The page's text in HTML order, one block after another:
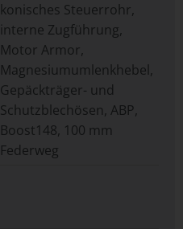
konisches Steuerrohr,
interne Zugführung,
Motor Armor,
Magnesiumumlenkhebel,
Gepäckträger- und
Schutzblechösen, ABP,
Boost148, 100 mm
Federweg